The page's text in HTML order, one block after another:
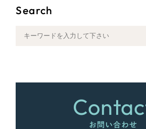
カラフル・多色
その他
Search
お問い合わせ